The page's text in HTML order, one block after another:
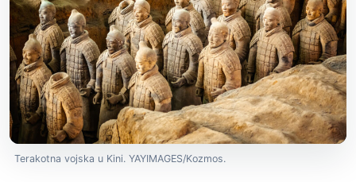
Terakotna vojska u Kini. YAYIMAGES/Kozmos.